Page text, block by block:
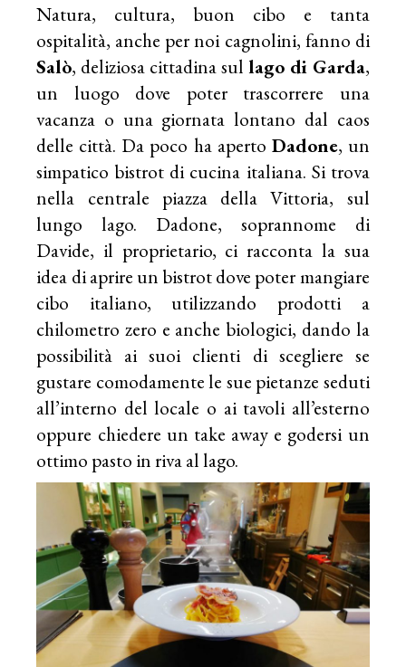
Natura, cultura, buon cibo e tanta
ospitalità, anche per noi cagnolini, fanno di
Salò, deliziosa cittadina sul lago di Garda,
un luogo dove poter trascorrere una
vacanza o una giornata lontano dal caos
delle città. Da poco ha aperto Dadone, un
simpatico bistrot di cucina italiana. Si trova
nella centrale piazza della Vittoria, sul
lungo lago. Dadone, soprannome di
Davide, il proprietario, ci racconta la sua
idea di aprire un bistrot dove poter mangiare
cibo italiano, utilizzando prodotti a
chilometro zero e anche biologici, dando la
possibilità ai suoi clienti di scegliere se
gustare comodamente le sue pietanze seduti
all’interno del locale o ai tavoli all’esterno
oppure chiedere un take away e godersi un
ottimo pasto in riva al lago.